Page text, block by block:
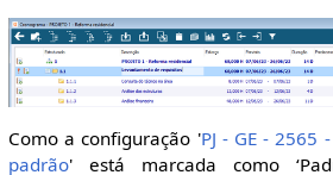
Como a configuração 'PJ - GE - 2565
padrão' está marcada como